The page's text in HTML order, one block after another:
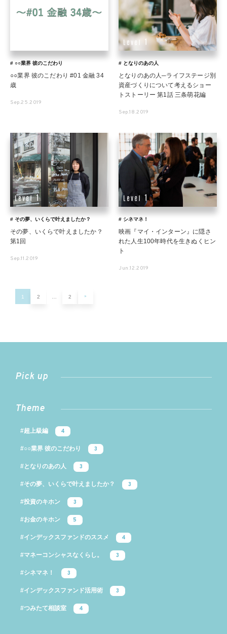
# ○○業界 彼のこだわり
○○業界 彼のこだわり #01 金融 34
歳
Sep.25.2019
# となりのあの人
となりのあの人─ライフステージ別
資産づくりについて考えるショー
トストーリー 第1話 三条萌花編
Sep.18.2019
# その夢、いくらで叶えましたか？
その夢、いくらで叶えましたか？
第1回
Sep.11.2019
# シネマネ！
映画『マイ・インターン』に隠さ
れた人生100年時代を生きぬくヒン
ト
Jun.12.2019
1 2 2
Pick up
Theme
#超上級編 4
#○○業界 彼のこだわり 3
#となりのあの人 3
#その夢、いくらで叶えましたか？ 3
#投資のキホン 3
#お金のキホン 5
#インデックスファンドのススメ 4
#マネーコンシャスなくらし。 3
#シネマネ！ 3
#インデックスファンド活用術 3
#つみたて相談室 4